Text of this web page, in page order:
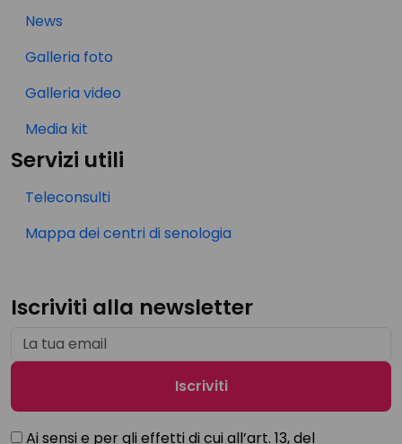
News
Galleria foto
Galleria video
Media kit
Servizi utili
Teleconsulti
Mappa dei centri di senologia
Iscriviti alla newsletter
Ai sensi e per gli effetti di cui all’art. 13, del